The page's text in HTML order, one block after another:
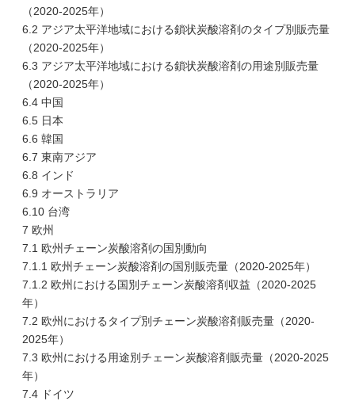
（2020-2025年）
6.2 アジア太平洋地域における鎖状炭酸溶剤のタイプ別販売量
（2020-2025年）
6.3 アジア太平洋地域における鎖状炭酸溶剤の用途別販売量
（2020-2025年）
6.4 中国
6.5 日本
6.6 韓国
6.7 東南アジア
6.8 インド
6.9 オーストラリア
6.10 台湾
7 欧州
7.1 欧州チェーン炭酸溶剤の国別動向
7.1.1 欧州チェーン炭酸溶剤の国別販売量（2020-2025年）
7.1.2 欧州における国別チェーン炭酸溶剤収益（2020-2025
年）
7.2 欧州におけるタイプ別チェーン炭酸溶剤販売量（2020-
2025年）
7.3 欧州における用途別チェーン炭酸溶剤販売量（2020-2025
年）
7.4 ドイツ